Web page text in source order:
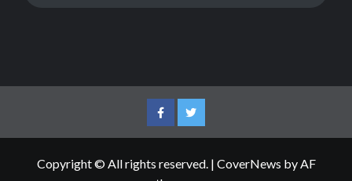
FacebookTwitter
Copyright © All rights reserved. | CoverNews by AF